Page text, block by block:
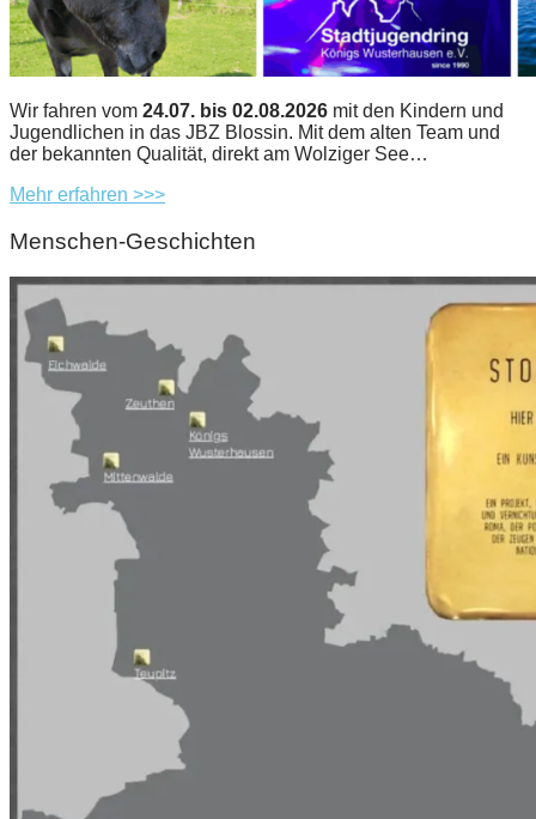
Wir fahren vom 24.07. bis 02.08.2026 mit den Kindern und
Jugendlichen in das JBZ Blossin. Mit dem alten Team und
der bekannten Qualität, direkt am Wolziger See…
Mehr erfahren >>>
Menschen-Geschichten